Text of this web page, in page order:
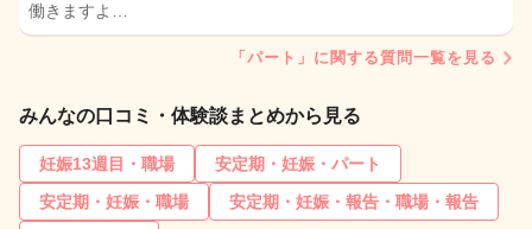
働きますよ…
「パート」に関する質問一覧を見る
みんなの口コミ・体験談まとめから見る
妊娠13週目・職場
安定期・妊娠・パート
安定期・妊娠・職場
安定期・妊娠・報告・職場・報告